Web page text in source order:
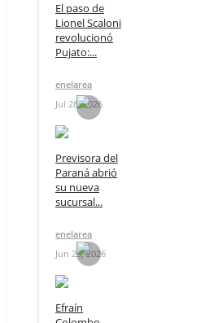
El paso de
Lionel Scaloni
revolucionó
Pujato:...
enelarea
Jul 28, 2026
Previsora del
Paraná abrió
su nueva
sucursal...
enelarea
Jun 23, 2026
Efraín